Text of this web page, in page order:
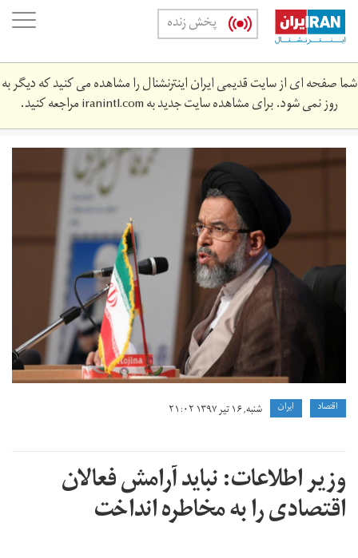
Skip
main
content
پخش زنده
شما صفحه ای از سایت قدیمی ایران اینترنشنال را مشاهده می کنید که دیگر به
روز نمی شود. برای مشاهده سایت جدید بهiranintl.comمراجعه کنید.
اقتصاد ايران شنبه, ۱۶ تیر ۱۳۹۷ ۲۱:۰۲
وزیر اطلاعات:‌ نباید آرامش فعالان
اقتصادی را به مخاطره انداخت